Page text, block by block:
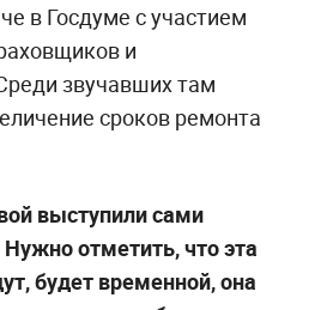
в Госдуме с участием
и
звучавших там
сроков ремонта
выступили сами
отметить, что эта
будет временной, она